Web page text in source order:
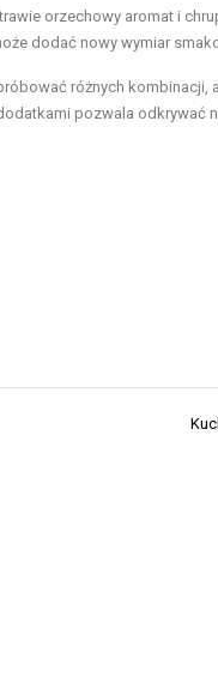
orzechowy aromat i
dodać nowy wymiar
różnych kombinacji,
pozwala odkrywać